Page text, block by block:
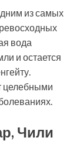
из самых
вода
и остается
целебными
Чили